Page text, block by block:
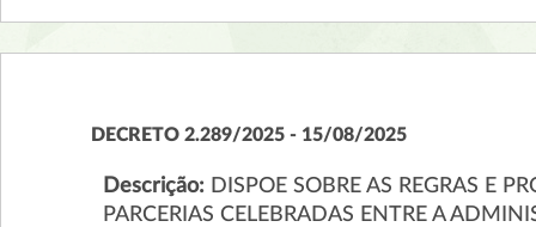
DECRETO 2.289/2025 - 15/08/2025
Descrição:DISPOE SOBRE AS REGRAS E
PARCERIAS CELEBRADAS ENTRE A